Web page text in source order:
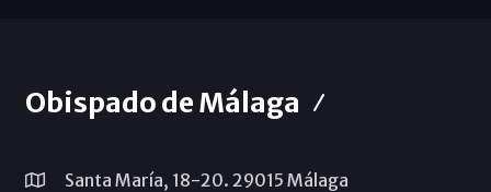
Obispado de Málaga
Santa María, 18-20. 29015 Málaga